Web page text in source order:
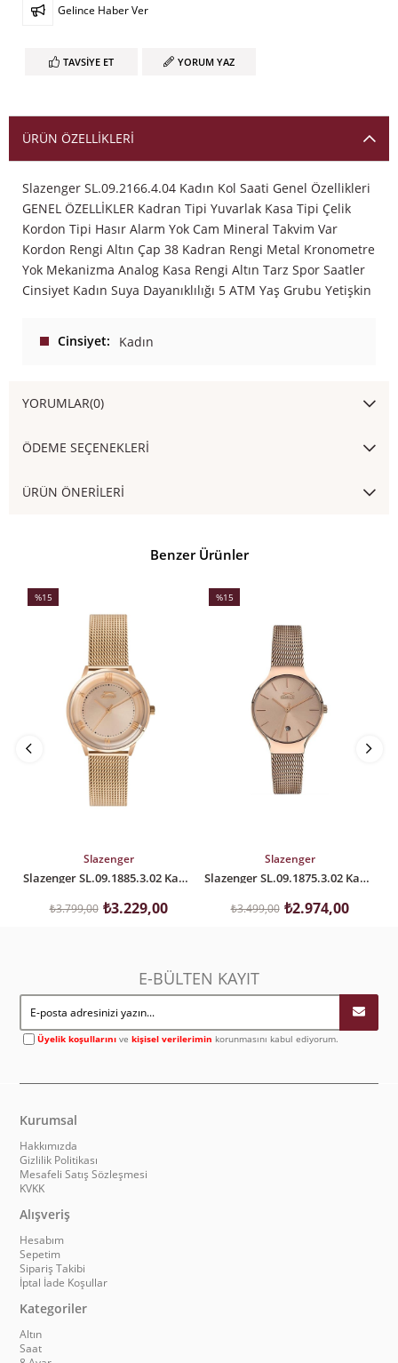
Gelince Haber Ver
TAVSIYE ET YORUM YAZ
ÜRÜN ÖZELLIKLERI
Slazenger SL.09.2166.4.04 Kadın Kol Saati Genel Özellikleri
GENEL ÖZELLİKLER Kadran Tipi Yuvarlak Kasa Tipi Çelik
Kordon Tipi Hasır Alarm Yok Cam Mineral Takvim Var
Kordon Rengi Altın Çap 38 Kadran Rengi Metal Kronometre
Yok Mekanizma Analog Kasa Rengi Altın Tarz Spor Saatler
Cinsiyet Kadın Suya Dayanıklılığı 5 ATM Yaş Grubu Yetişkin
Cinsiyet Kadın
YORUMLAR(0)
ÖDEME SEÇENEKLERI
ÜRÜN ÖNERILERI
Benzer Ürünler
SEPETE EKLE
%15
Slazenger
Slazenger SL.09.1885.3.02 Kadın Kol Saati
₺3.229,00
₺3.799,00
SEPETE EKLE
%15
Slazenger
Slazenger SL.09.1875.3.02 Kadın Kol Saati
₺2.974,00
₺3.499,00
E-BÜLTEN KAYIT
Üyelik koşullarını vekişisel verilerimin korunmasını kabul ediyorum.
Kurumsal
Hakkımızda
Gizlilik Politikası
Mesafeli Satış Sözleşmesi
KVKK
Alışveriş
Hesabım
Sepetim
Sipariş Takibi
İptal İade Koşullar
Kategoriler
Altın
Saat